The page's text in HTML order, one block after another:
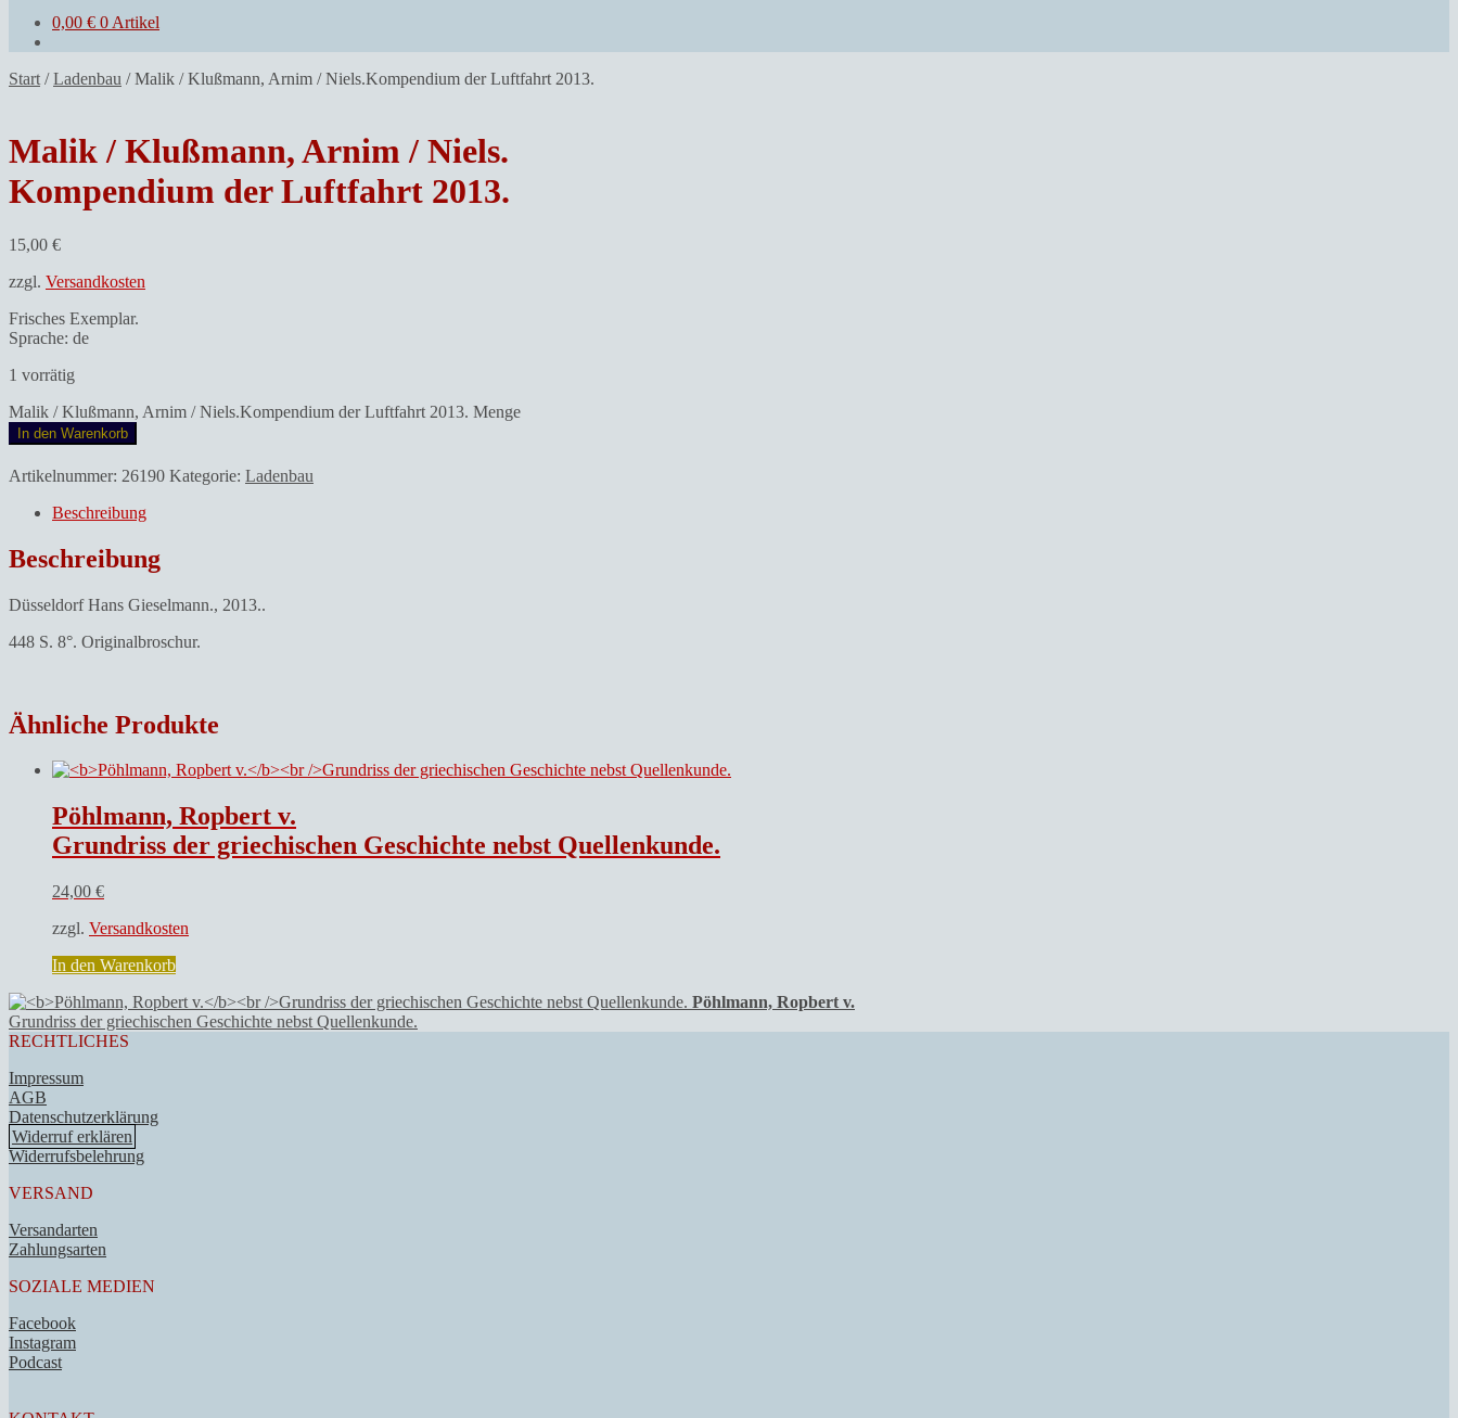
0,00 € 0 Artikel
Start /Ladenbau /Malik / Klußmann, Arnim / Niels.Kompendium der Luftfahrt 2013.
Malik / Klußmann, Arnim / Niels.
Kompendium der Luftfahrt 2013.
15,00 €
zzgl. Versandkosten
Frisches Exemplar.
Sprache: de
1 vorrätig
Malik / Klußmann, Arnim / Niels.Kompendium der Luftfahrt 2013. Menge
In den Warenkorb
Artikelnummer: 26190 Kategorie: Ladenbau
Beschreibung
Beschreibung
Düsseldorf Hans Gieselmann., 2013..
448 S. 8°. Originalbroschur.
Ähnliche Produkte
Pöhlmann, Ropbert v.
Grundriss der griechischen Geschichte nebst Quellenkunde.
24,00 €
zzgl. Versandkosten
In den Warenkorb
Pöhlmann, Ropbert v.
Grundriss der griechischen Geschichte nebst Quellenkunde.
RECHTLICHES
Impressum
AGB
Datenschutzerklärung
Widerruf erklären
Widerrufsbelehrung
VERSAND
Versandarten
Zahlungsarten
SOZIALE MEDIEN
Facebook
Instagram
Podcast